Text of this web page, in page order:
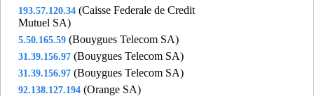
lit75- Paris 06 (16 km)
lju91- Longjumeau (17 km)
- Les-loges-en-josas (4 km)
- Paris 18 (19 km)
193.57.120.34 (Caisse Federale de Credit
Mutuel SA)
5.50.165.59 (Bouygues Telecom SA)
31.39.156.97 (Bouygues Telecom SA)
31.39.156.97 (Bouygues Telecom SA)
92.138.127.194 (Orange SA)